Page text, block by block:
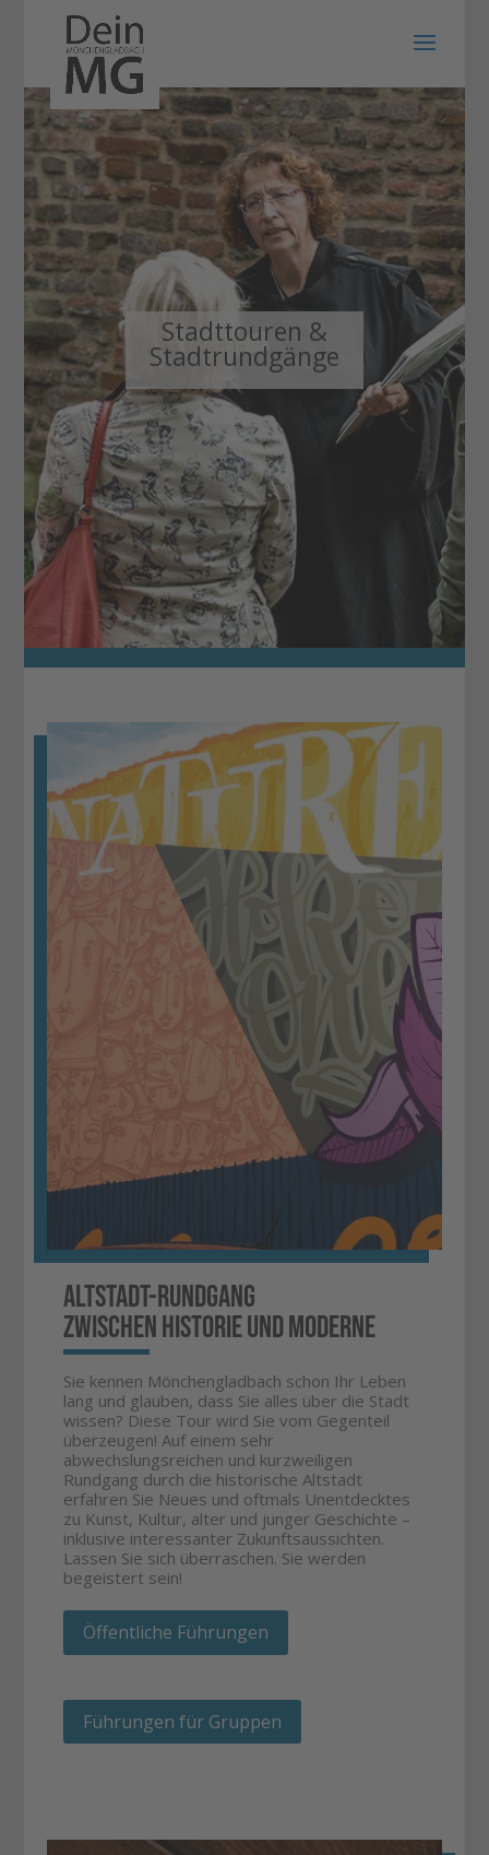
Stadttouren &
Stadtrundgänge
Altstadt-Rundgang
zwischen Historie und Moderne
Sie kennen Mönchengladbach schon Ihr Leben
lang und glauben, dass Sie alles über die Stadt
wissen? Diese Tour wird Sie vom Gegenteil
überzeugen! Auf einem sehr
abwechslungsreichen und kurzweiligen
Rundgang durch die historische Altstadt
erfahren Sie Neues und oftmals Unentdecktes
zu Kunst, Kultur, alter und junger Geschichte –
inklusive interessanter Zukunftsaussichten.
Lassen Sie sich überraschen. Sie werden
begeistert sein!
Öffentliche Führungen
Führungen für Gruppen